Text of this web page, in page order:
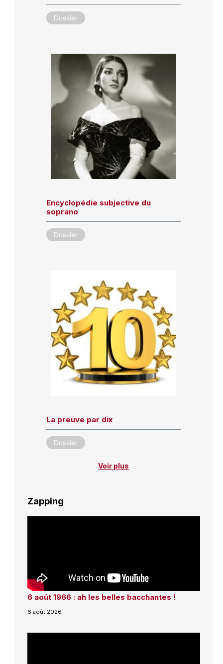
Dossier
Encyclopédie subjective du
soprano
Dossier
La preuve par dix
Dossier
Voir plus
Zapping
6 août 1966 : ah les belles bacchantes !
6 août 2026